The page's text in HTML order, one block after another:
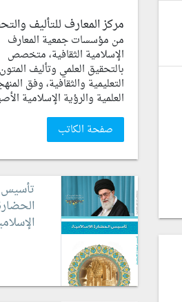
مركز المعارف للتأليف
من مؤسسات جمعية المعارف
الإسلامية الثقافية، متخصص
بالتحقيق العلمي وتأليف المتون
التعليمية والثقافية، وفق
العلمية والرؤية الإسلامية
صفحة الكاتب
تأسيس